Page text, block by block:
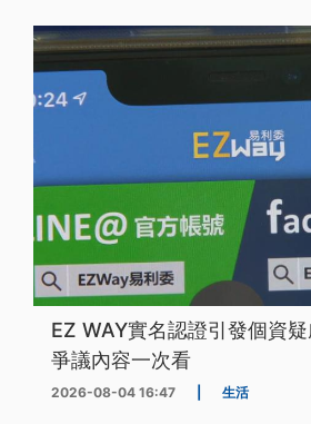
EZ WAY實名認證引發個資
爭議內容一次看
2026-08-04 16:47 生活